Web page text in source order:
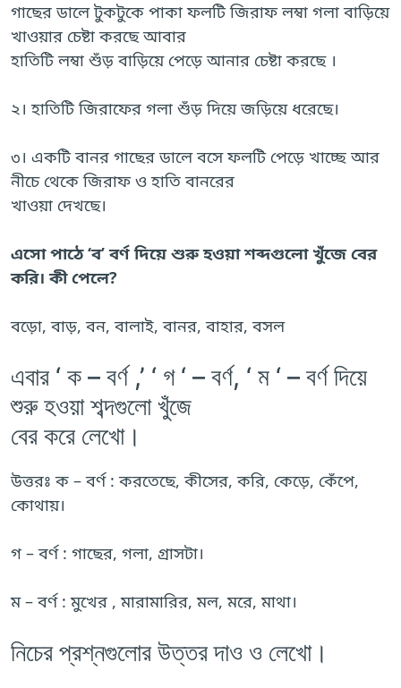
গাছের ডালে টুকটুকে পাকা ফলটি জিরাফ লম্বা গলা বাড়িয়ে
খাওয়ার চেষ্টা করছে আবার
হাতিটি লম্বা শুঁড় বাড়িয়ে পেড়ে আনার চেষ্টা করছে ।
২। হাতিটি জিরাফের গলা শুঁড় দিয়ে জড়িয়ে ধরেছে।
৩। একটি বানর গাছের ডালে বসে ফলটি পেড়ে খাচ্ছে আর
নীচে থেকে জিরাফ ও হাতি বানরের
খাওয়া দেখছে।
এসো পাঠে ‘ব’ বর্ণ দিয়ে শুরু হওয়া শব্দগুলো খুঁজে বের
করি। কী পেলে?
বড়ো, বাড়, বন, বালাই, বানর, বাহার, বসল
এবার ‘ ক – বর্ণ ,’ ‘ গ ‘ – বর্ণ, ‘ ম ‘ – বর্ণ দিয়ে
শুরু হওয়া শব্দগুলো খুঁজে
বের করে লেখো।
উত্তরঃ ক – বর্ণ : করতেছে, কীসের, করি, কেড়ে, কেঁপে,
কোথায়।
গ – বর্ণ : গাছের, গলা, গ্রাসটা।
ম – বর্ণ : মুখের , মারামারির, মল, মরে, মাথা।
নিচের প্রশ্নগুলোর উত্তর দাও ও লেখো।